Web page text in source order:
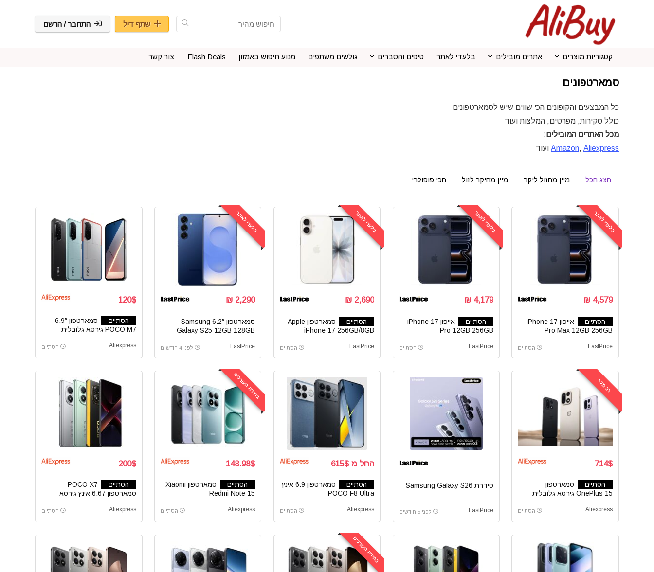
שתף דיל התחבר / הרשם
קטגוריות מוצרים אתרים מובילים בלעדי לאתר טיפים והסברים גולשים משתפים מנוע חיפוש באמזון Flash Deals צור קשר
סמארטפונים
כל המבצעים והקופונים הכי שווים שיש לסמארטפונים
כולל סקירות, מפרטים, המלצות ועוד
מכל האתרים המובילים:
Amazon, Aliexpress ועוד
הצג הכל מיין מהזול ליקר מיין מהיקר לזול הכי פופולרי
בלעדי לאתר
4,579 ₪
הסתיים
אייפון iPhone 17
Pro Max 12GB 256GB
LastPrice הסתיים
בלעדי לאתר
4,179 ₪
הסתיים
אייפון iPhone 17
Pro 12GB 256GB
LastPrice הסתיים
בלעדי לאתר
2,690 ₪
הסתיים
סמארטפון Apple
iPhone 17 256GB/8GB
LastPrice הסתיים
בלעדי לאתר
2,290 ₪
סמארטפון 6.2″ Samsung
Galaxy S25 12GB 128GB
LastPrice לפני 4 חודשים
120$
הסתיים
סמארטפון 6.9″
POCO M7 גירסא גלובלית
Aliexpress הסתיים
רב מכר
714$
הסתיים
סמארטפון
OnePlus 15 גירסא גלובלית
Aliexpress הסתיים
סידרת Samsung Galaxy S26
LastPrice לפני 5 חודשים
החל מ 615$
הסתיים
סמארטפון 6.9 אינץ
POCO F8 Ultra
Aliexpress הסתיים
בחירת העורכים
148.98$
הסתיים
סמארטפון Xiaomi
Redmi Note 15
Aliexpress הסתיים
200$
הסתיים
POCO X7
סמארטפון 6.67 אינץ גירסא
Aliexpress הסתיים
בחירת העורכים